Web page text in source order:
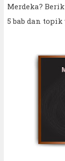
Merdeka?
5 bab dan topik